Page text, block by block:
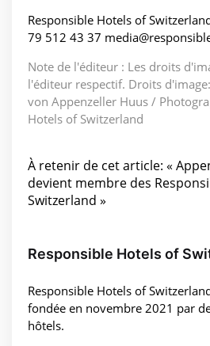
Responsible Hotels of
79 512 43 37
Note de l'éditeur : Les droits
l'éditeur respectif. Droits
von Appenzeller Huus /
Hotels of Switzerland
À retenir de cet article: «
devient membre des
Switzerland »
Responsible Hotels of
Responsible Hotels of
fondée en novembre 2021 par
hôtels.